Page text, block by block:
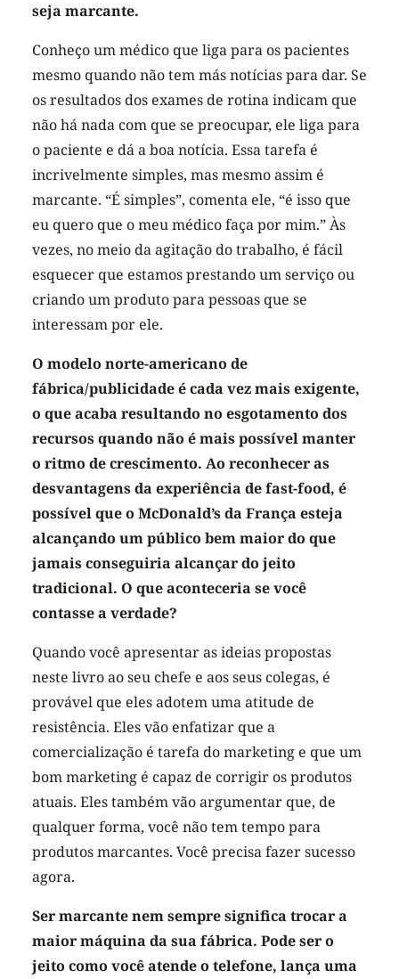
seja marcante.
Conheço um médico que liga para os pacientes
mesmo quando não tem más notícias para dar. Se
os resultados dos exames de rotina indicam que
não há nada com que se preocupar, ele liga para
o paciente e dá a boa notícia. Essa tarefa é
incrivelmente simples, mas mesmo assim é
marcante. “É simples”, comenta ele, “é isso que
eu quero que o meu médico faça por mim.” Às
vezes, no meio da agitação do trabalho, é fácil
esquecer que estamos prestando um serviço ou
criando um produto para pessoas que se
interessam por ele.
O modelo norte-americano de
fábrica/publicidade é cada vez mais exigente,
o que acaba resultando no esgotamento dos
recursos quando não é mais possível manter
o ritmo de crescimento. Ao reconhecer as
desvantagens da experiência de fast-food, é
possível que o McDonald’s da França esteja
alcançando um público bem maior do que
jamais conseguiria alcançar do jeito
tradicional. O que aconteceria se você
contasse a verdade?
Quando você apresentar as ideias propostas
neste livro ao seu chefe e aos seus colegas, é
provável que eles adotem uma atitude de
resistência. Eles vão enfatizar que a
comercialização é tarefa do marketing e que um
bom marketing é capaz de corrigir os produtos
atuais. Eles também vão argumentar que, de
qualquer forma, você não tem tempo para
produtos marcantes. Você precisa fazer sucesso
agora.
Ser marcante nem sempre significa trocar a
maior máquina da sua fábrica. Pode ser o
jeito como você atende o telefone, lança uma